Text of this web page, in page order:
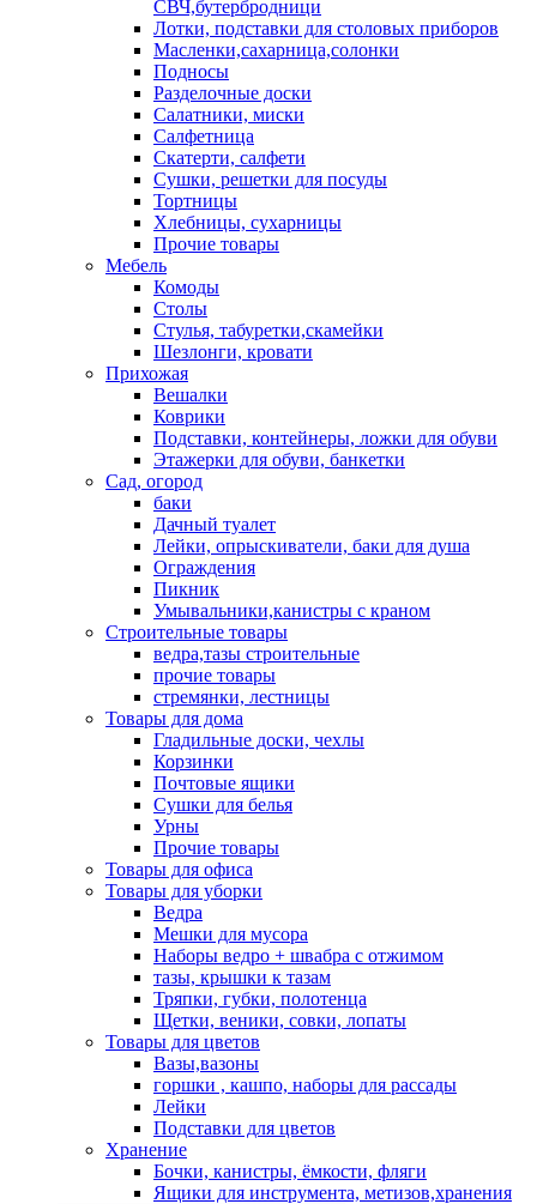
СВЧ,бутербродници
Лотки, подставки для столовых приборов
Масленки,сахарница,солонки
Подносы
Разделочные доски
Салатники, миски
Салфетница
Скатерти, салфети
Сушки, решетки для посуды
Тортницы
Хлебницы, сухарницы
Прочие товары
Мебель
Комоды
Столы
Стулья, табуретки,скамейки
Шезлонги, кровати
Прихожая
Вешалки
Коврики
Подставки, контейнеры, ложки для обуви
Этажерки для обуви, банкетки
Сад, огород
баки
Дачный туалет
Лейки, опрыскиватели, баки для душа
Ограждения
Пикник
Умывальники,канистры с краном
Строительные товары
ведра,тазы строительные
прочие товары
стремянки, лестницы
Товары для дома
Гладильные доски, чехлы
Корзинки
Почтовые ящики
Сушки для белья
Урны
Прочие товары
Товары для офиса
Товары для уборки
Ведра
Мешки для мусора
Наборы ведро + швабра с отжимом
тазы, крышки к тазам
Тряпки, губки, полотенца
Щетки, веники, совки, лопаты
Товары для цветов
Вазы,вазоны
горшки , кашпо, наборы для рассады
Лейки
Подставки для цветов
Хранение
Бочки, канистры, ёмкости, фляги
Ящики для инструмента, метизов,хранения